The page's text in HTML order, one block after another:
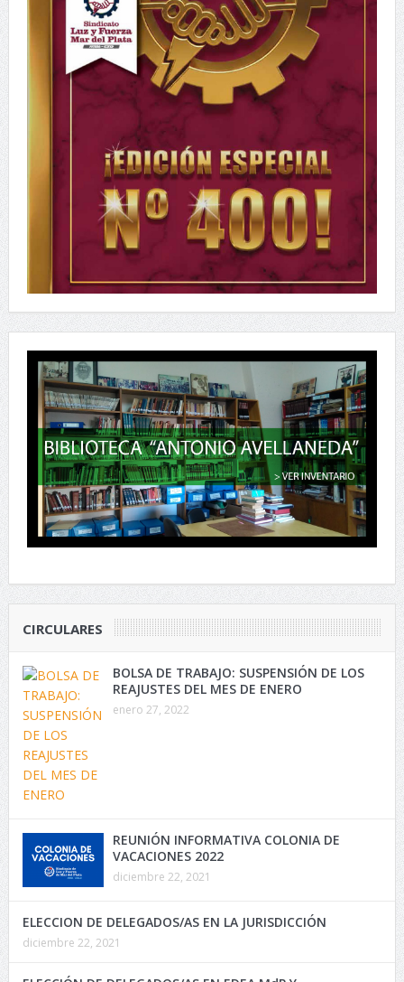
CIRCULARES
BOLSA DE TRABAJO: SUSPENSIÓN DE LOS
REAJUSTES DEL MES DE ENERO
enero 27, 2022
REUNIÓN INFORMATIVA COLONIA DE
VACACIONES 2022
diciembre 22, 2021
ELECCION DE DELEGADOS/AS EN LA JURISDICCIÓN
diciembre 22, 2021